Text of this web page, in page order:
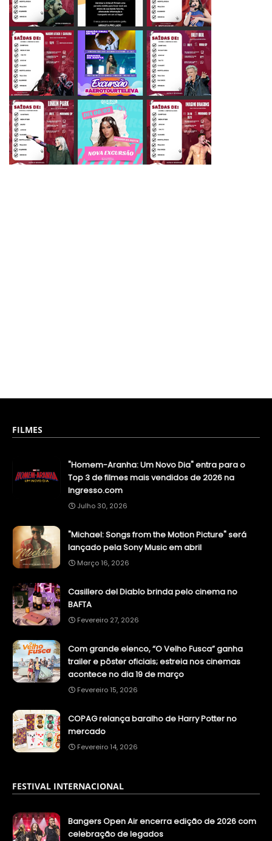
FILMES
"Homem-Aranha: Um Novo Dia" entra para o
Top 3 de filmes mais vendidos de 2026 na
Ingresso.com
Julho 30, 2026
"Michael: Songs from the Motion Picture" será
lançado pela Sony Music em abril
Março 16, 2026
Casillero del Diablo brinda pelo cinema no
BAFTA
Fevereiro 27, 2026
Com grande elenco, “O Velho Fusca” ganha
trailer e pôster oficiais; estreia nos cinemas
acontece no dia 19 de março
Fevereiro 15, 2026
COPAG relança baralho de Harry Potter no
mercado
Fevereiro 14, 2026
FESTIVAL INTERNACIONAL
Bangers Open Air encerra edição de 2026 com
celebração de legados